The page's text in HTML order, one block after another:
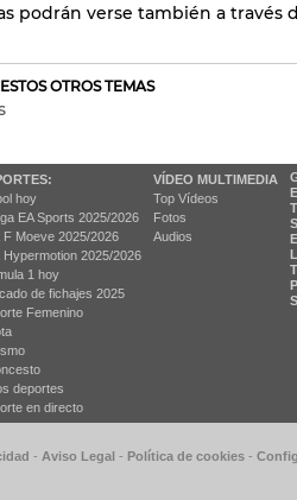
podrán verse también a través
OTROS TEMAS
hoy
EA Sports 2025/2026
F Moeve 2025/2026
Hypermotion 2025/2026
1 hoy
de fichajes 2025
Femenino
deportes
en directo
VÍDEO MULTIMEDIA
Top Vídeos
Fotos
Audios
- Aviso Legal - Política de cookies -